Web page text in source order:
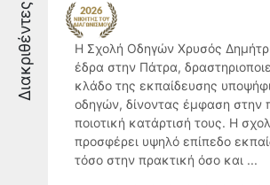
Διακριθέντες
Η Σχολή Οδηγών Χρυσός
έδρα στην Πάτρα,
κλάδο της εκπαίδευσης
οδηγών, δίνοντας έμφαση στην
ποιοτική κατάρτισή τους. Η
προσφέρει υψηλό επίπεδο
τόσο στην πρακτική όσο και ...